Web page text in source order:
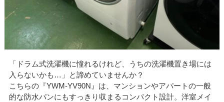
「ドラム式洗濯機に憧れるけれど、うちの洗濯機置き場には
入らないかも…」と諦めていませんか？
こちらの『YWM-YV90N』は、マンションやアパートの一般
的な防水パンにもすっきり収まるコンパクト設計。洋室メイ